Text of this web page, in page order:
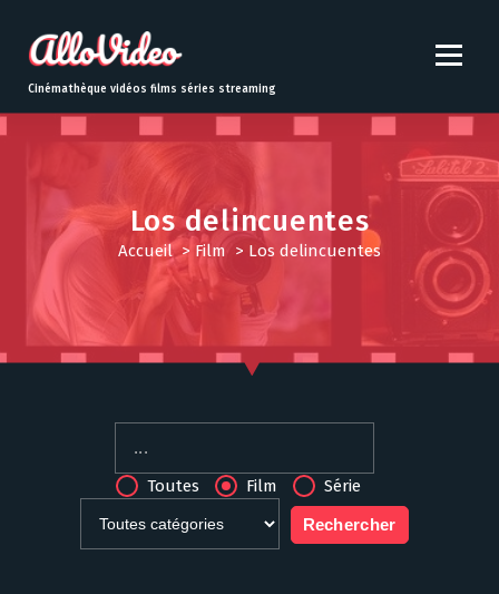
t
o
Cinémathèque vidéos films séries streaming
Los delincuentes
Accueil> Film> Los delincuentes
Toutes Film Série